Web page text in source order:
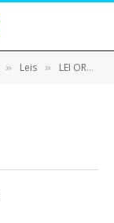
» Leis » LEI ORGÂNICA